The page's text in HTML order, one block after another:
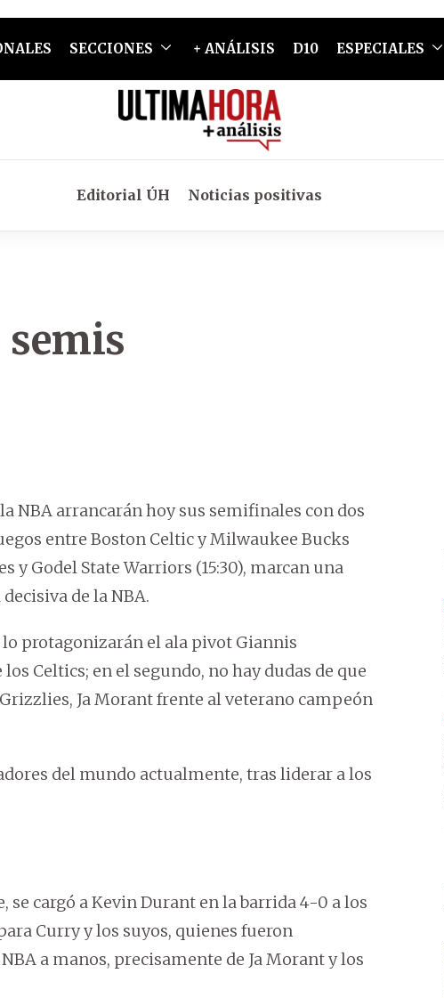
SECCIONES + ANÁLISIS D10 ESPECIALES
Editorial ÚH Noticias positivas
NBA arrancarán hoy sus semifinales con dos
entre Boston Celtic y Milwaukee Bucks
y Godel State Warriors (15:30), marcan una
de la NBA.
protagonizarán el ala pivot Giannis
Celtics; en el segundo, no hay dudas de que
Ja Morant frente al veterano campeón
del mundo actualmente, tras liderar a los
cargó a Kevin Durant en la barrida 4-0 a los
Curry y los suyos, quienes fueron
a manos, precisamente de Ja Morant y los